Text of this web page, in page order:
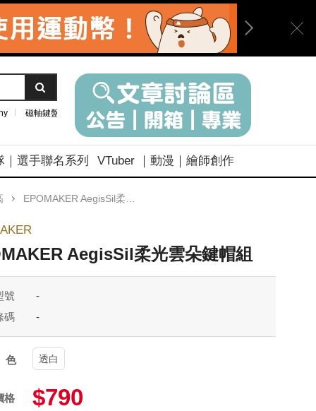
磁軸鍵盤
｜選手聯名系列 VTuber ｜動漫｜繪師創作
EPOMAKER AegisSil柔光雲朵鍵帽組
AegisSil柔光雲朵鍵帽組
號
-
碼
-
色 透白
格 $790